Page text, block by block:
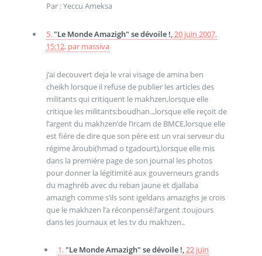
Par : Yeccu Ameksa
5. "Le Monde Amazigh" se dévoile !,20 juin 2007,
15:12, par massiva
j’ai decouvert deja le vrai visage de amina ben
cheikh lorsque il refuse de publier les articles des
militants qui critiquent le makhzen,lorsque elle
critique les militants:boudhan..,lorsque elle reçoit de
l’argent du makhzen’de l’ircam de BMCE,lorsque elle
est fiére de dire que son pére est un vrai serveur du
régime âroubi(hmad o tgadourt),lorsque elle mis
dans la premiére page de son journal les photos
pour donner la légitimité aux gouverneurs grands
du maghréb avec du reban jaune et djallaba
amazigh comme s’ils sont igeldans amazighs je crois
que le makhzen l’a réconpensé:l’argent ;toujours
dans les journaux et les tv du makhzen..
1. "Le Monde Amazigh" se dévoile !,22 juin